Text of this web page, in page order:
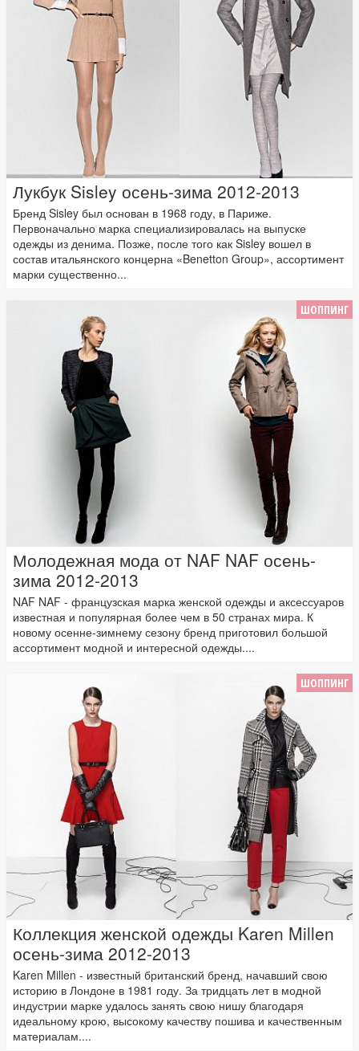
Лукбук Sisley осень-зима 2012-2013
Бренд Sisley был основан в 1968 году, в Париже.
Первоначально марка специализировалась на выпуске
одежды из денима. Позже, после того как Sisley вошел в
состав итальянского концерна «Benetton Group», ассортимент
марки существенно...
ШОППИНГ
Молодежная мода от NAF NAF осень-
зима 2012-2013
NAF NAF - французская марка женской одежды и аксессуаров
известная и популярная более чем в 50 странах мира. К
новому осенне-зимнему сезону бренд приготовил большой
ассортимент модной и интересной одежды....
ШОППИНГ
Коллекция женской одежды Karen Millen
осень-зима 2012-2013
Karen Millen - известный британский бренд, начавший свою
историю в Лондоне в 1981 году. За тридцать лет в модной
индустрии марке удалось занять свою нишу благодаря
идеальному крою, высокому качеству пошива и качественным
материалам....